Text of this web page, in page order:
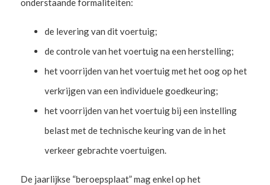
de levering van dit voertuig;
de controle van het voertuig na een herstelling;
het voorrijden van het voertuig met het oog op het
verkrijgen van een individuele goedkeuring;
het voorrijden van het voertuig bij een instelling
belast met de technische keuring van de in het
verkeer gebrachte voertuigen.
De jaarlijkse “beroepsplaat” mag enkel op het